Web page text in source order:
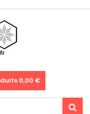
0,00 €